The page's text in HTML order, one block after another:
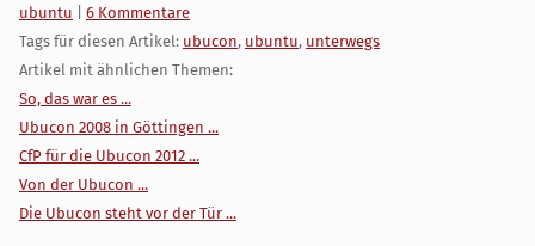
Kategorien:
ubuntu
6 Kommentare
Tags für diesen Artikel: ubucon, ubuntu, unterwegs
Artikel mit ähnlichen Themen:
So, das war es ...
Ubucon 2008 in Göttingen ...
CfP für die Ubucon 2012 ...
Von der Ubucon ...
Die Ubucon steht vor der Tür ...